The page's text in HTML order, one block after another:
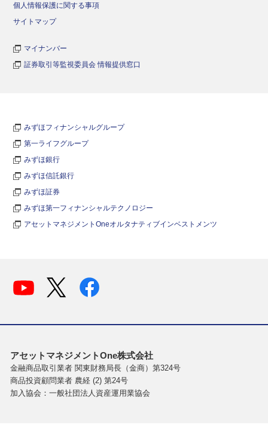
個人情報保護に関する事項
サイトマップ
マイナンバー
証券取引等監視委員会 情報提供窓口
みずほフィナンシャルグループ
第一ライフグループ
みずほ銀行
みずほ信託銀行
みずほ証券
みずほ第一フィナンシャルテクノロジー
アセットマネジメントOneオルタナティブインベストメンツ
アセットマネジメントOne株式会社
金融商品取引業者 関東財務局長（金商）第324号
商品投資顧問業者 農経 (2) 第24号
加入協会：一般社団法人資産運用業協会